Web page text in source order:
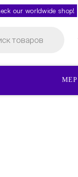
our worldwide shop!